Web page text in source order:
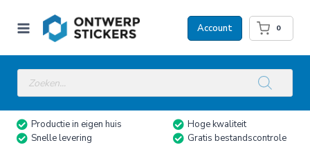
naar
Account 0
Producten
zoeken
Productie in eigen huis
Hoge kwaliteit
Snelle levering
Gratis bestandscontrole